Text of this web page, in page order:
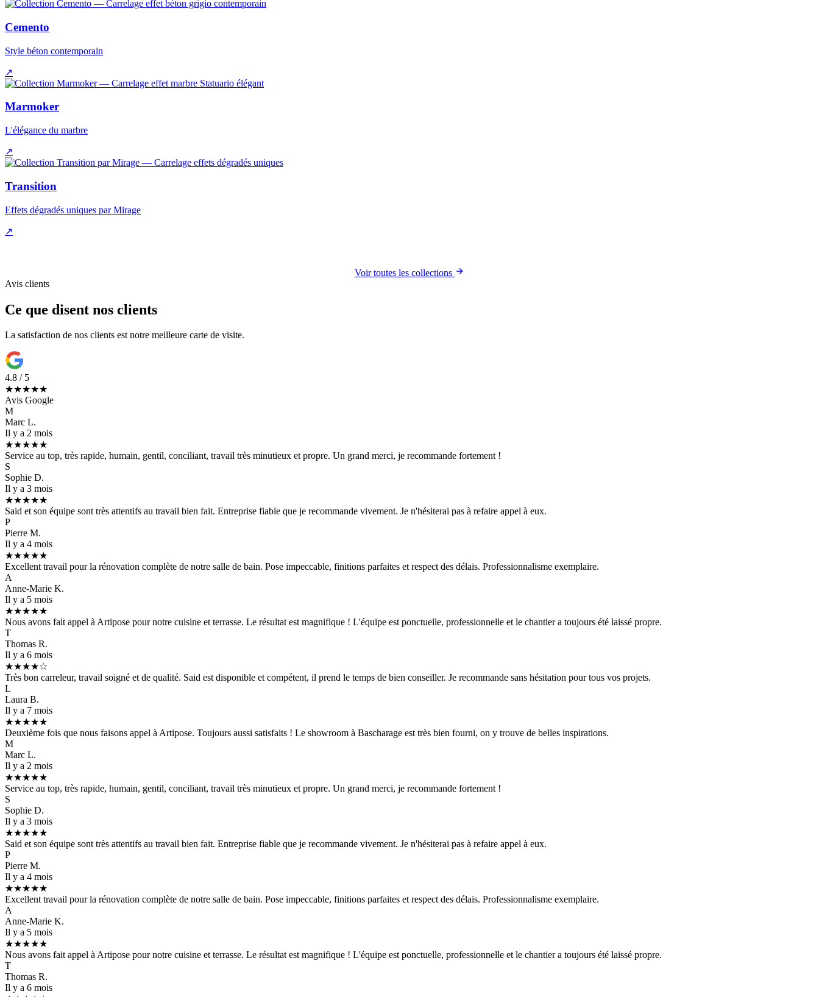
Cemento
Style béton contemporain
↗
Marmoker
L'élégance du marbre
↗
Transition
Effets dégradés uniques par Mirage
↗
Voir toutes les collections
Avis clients
Ce que disent nos clients
La satisfaction de nos clients est notre meilleure carte de visite.
4.8 / 5
★★★★★
Avis Google
M
Marc L.
Il y a 2 mois
★★★★★
Service au top, très rapide, humain, gentil, conciliant, travail très minutieux et propre. Un grand merci, je recommande fortement !
S
Sophie D.
Il y a 3 mois
★★★★★
Said et son équipe sont très attentifs au travail bien fait. Entreprise fiable que je recommande vivement. Je n'hésiterai pas à refaire appel à eux.
P
Pierre M.
Il y a 4 mois
★★★★★
Excellent travail pour la rénovation complète de notre salle de bain. Pose impeccable, finitions parfaites et respect des délais. Professionnalisme exemplaire.
A
Anne-Marie K.
Il y a 5 mois
★★★★★
Nous avons fait appel à Artipose pour notre cuisine et terrasse. Le résultat est magnifique ! L'équipe est ponctuelle, professionnelle et le chantier a toujours été laissé propre.
T
Thomas R.
Il y a 6 mois
★★★★☆
Très bon carreleur, travail soigné et de qualité. Said est disponible et compétent, il prend le temps de bien conseiller. Je recommande sans hésitation pour tous vos projets.
L
Laura B.
Il y a 7 mois
★★★★★
Deuxième fois que nous faisons appel à Artipose. Toujours aussi satisfaits ! Le showroom à Bascharage est très bien fourni, on y trouve de belles inspirations.
M
Marc L.
Il y a 2 mois
★★★★★
Service au top, très rapide, humain, gentil, conciliant, travail très minutieux et propre. Un grand merci, je recommande fortement !
S
Sophie D.
Il y a 3 mois
★★★★★
Said et son équipe sont très attentifs au travail bien fait. Entreprise fiable que je recommande vivement. Je n'hésiterai pas à refaire appel à eux.
P
Pierre M.
Il y a 4 mois
★★★★★
Excellent travail pour la rénovation complète de notre salle de bain. Pose impeccable, finitions parfaites et respect des délais. Professionnalisme exemplaire.
A
Anne-Marie K.
Il y a 5 mois
★★★★★
Nous avons fait appel à Artipose pour notre cuisine et terrasse. Le résultat est magnifique ! L'équipe est ponctuelle, professionnelle et le chantier a toujours été laissé propre.
T
Thomas R.
Il y a 6 mois